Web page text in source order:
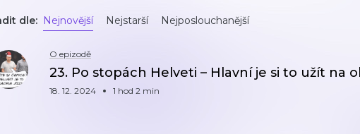
dle: Nejnovější Nejstarší Nejposlouchanější
O epizodě
23. Po stopách Helveti – Hlavní je si to užít na
18. 12. 2024 1 hod 2 min